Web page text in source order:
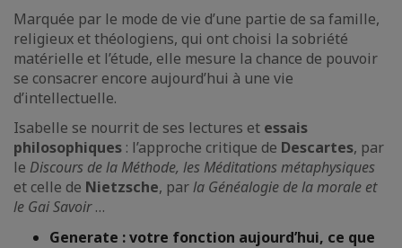
Marquée par le mode de vie d’une partie de sa famille,
religieux et théologiens, qui ont choisi la sobriété
matérielle et l’étude, elle mesure la chance de pouvoir
se consacrer encore aujourd’hui à une vie
d’intellectuelle.
Isabelle se nourrit de ses lectures et essais
philosophiques : l’approche critique de Descartes, par
le Discours de la Méthode, les Méditations métaphysiques
et celle de Nietzsche, parla Généalogie de la morale et
le Gai Savoir…
Generate : votre fonction aujourd’hui, ce que